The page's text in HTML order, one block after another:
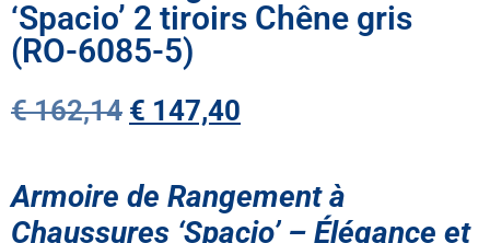
‘Spacio’ 2 tiroirs Chêne gris
(RO-6085-5)
€162,14 € 147,40
Armoire de Rangement à
Chaussures ‘Spacio’ – Élégance et